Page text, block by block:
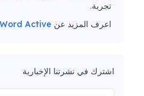
تجربة.
اعرف المزيد عن Active
اشترك في نشرتنا الإخبارية